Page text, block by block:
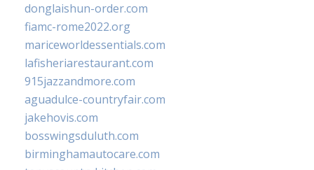
donglaishun-order.com
fiamc-rome2022.org
mariceworldessentials.com
lafisheriarestaurant.com
915jazzandmore.com
aguadulce-countryfair.com
jakehovis.com
bosswingsduluth.com
birminghamautocare.com